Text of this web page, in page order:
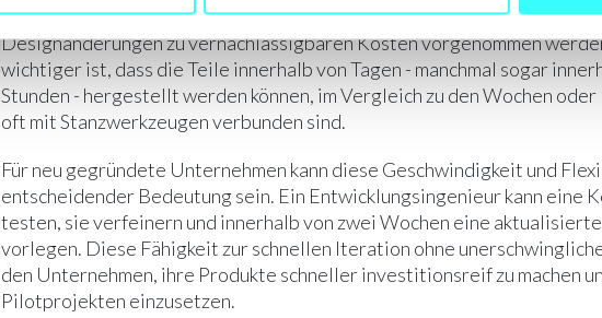
CAD-Dateien erstellt werden, und keine physischen Formen oder
Designänderungen zu vernachlässigbaren Kosten vorgenommen
wichtiger ist, dass die Teile innerhalb von Tagen - manchmal sogar
Stunden - hergestellt werden können, im Vergleich zu den Wochen
oft mit Stanzwerkzeugen verbunden sind.
Für neu gegründete Unternehmen kann diese Geschwindigkeit und
entscheidender Bedeutung sein. Ein Entwicklungsingenieur kann eine
testen, sie verfeinern und innerhalb von zwei Wochen eine
vorlegen. Diese Fähigkeit zur schnellen Iteration ohne
den Unternehmen, ihre Produkte schneller investitionsreif zu machen
Pilotprojekten einzusetzen.